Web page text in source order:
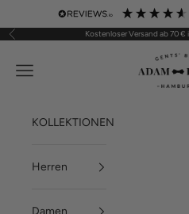
Zum Inhalt springen
Zurück Kostenloser Versand ab 70
ADAM
Menü
KOLLEKTIONEN
Herren